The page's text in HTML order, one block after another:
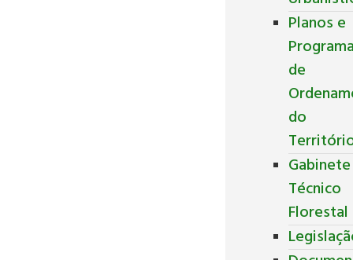
Planos e
de
do
Gabinete
Técnico
Florestal